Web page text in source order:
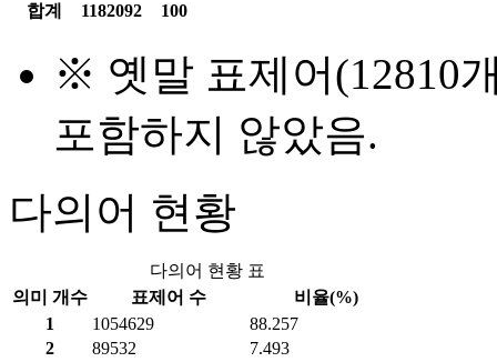
합계
1182092 100
※ 옛말 표제어(12810
포함하지 않았음.
다의어 현황
다의어 현황 표
의미 개수
표제어 수
비율(%)
1
1054629
88.257
2
89532
7.493